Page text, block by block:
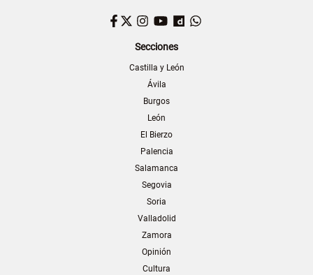
Facebook
TwitterInstagram
YouTubeDailymotion
Secciones
Castilla y León
Ávila
Burgos
León
El Bierzo
Palencia
Salamanca
Segovia
Soria
Valladolid
Zamora
Opinión
Cultura